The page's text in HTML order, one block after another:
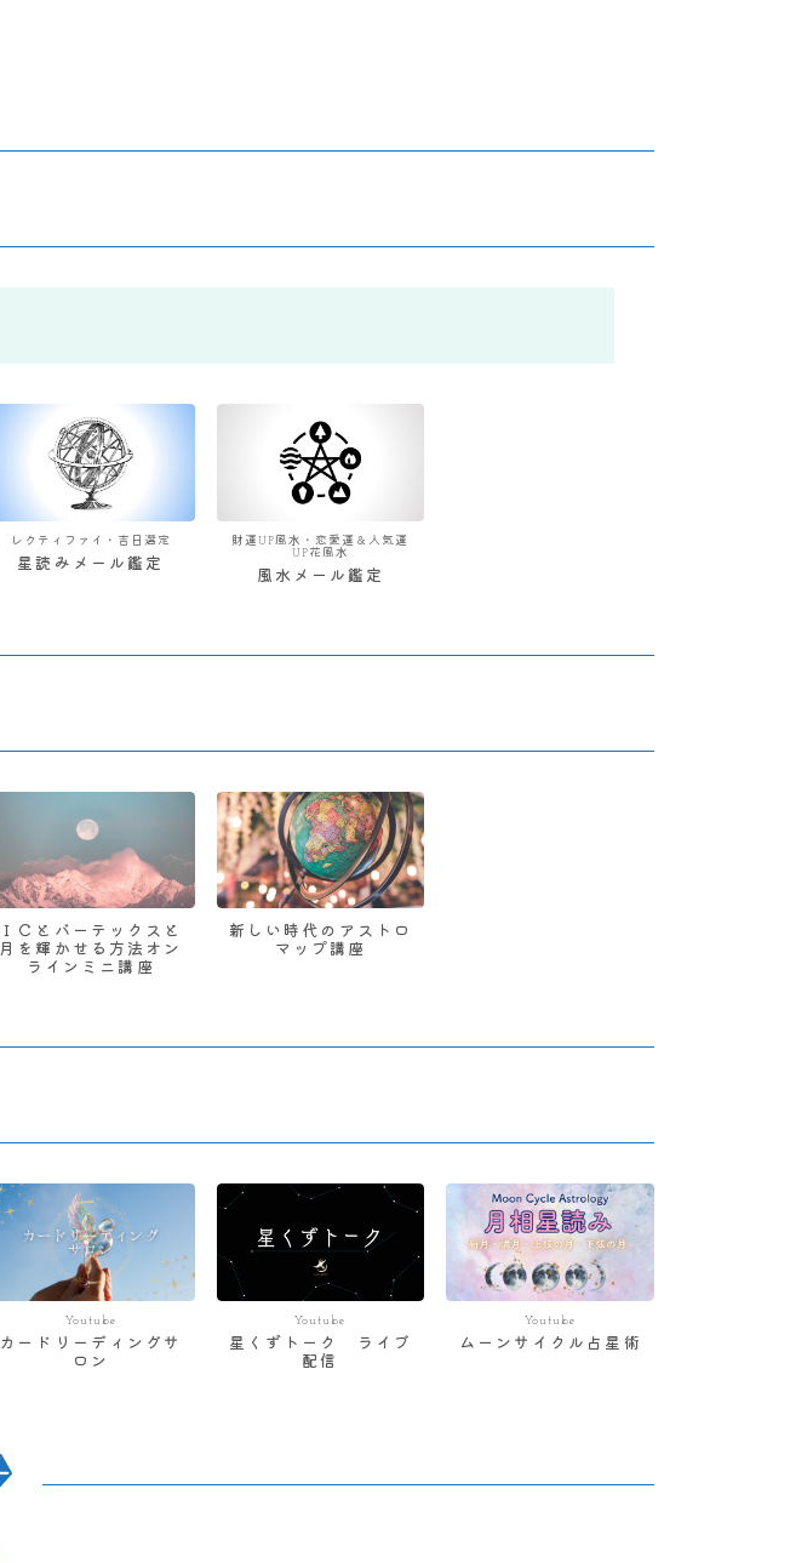
レクティファイ・吉日選定
星読みメール鑑定
財運UP風水・恋愛運＆人気運
UP花風水
風水メール鑑定
ＩＣとバーテックスと
月を輝かせる方法オン
ラインミニ講座
新しい時代のアストロ
マップ講座
Youtube
カードリーディングサ
ロン
Youtube
星くずトーク ライブ
配信
Youtube
ムーンサイクル占星術